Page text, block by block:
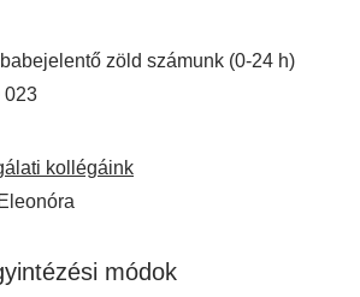
zöld számunk (0-24 h)
023
kollégáink
módok